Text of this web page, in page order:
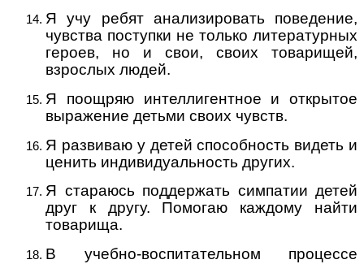
Я учу ребят анализировать поведение,
чувства поступки не только литературных
героев, но и свои, своих товарищей,
взрослых людей.
Я поощряю интеллигентное и открытое
выражение детьми своих чувств.
Я развиваю у детей способность видеть и
ценить индивидуальность других.
Я стараюсь поддержать симпатии детей
друг к другу. Помогаю каждому найти
товарища.
В учебно-воспитательном процессе